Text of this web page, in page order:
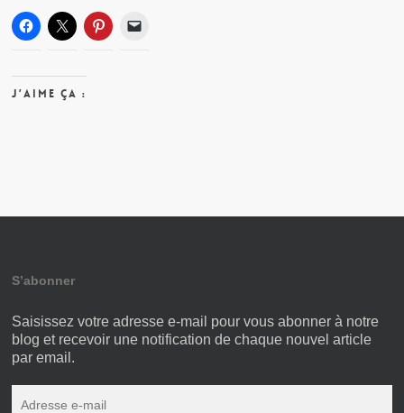
J’aime ça :
S’abonner
Saisissez votre adresse e-mail pour vous abonner à notre
blog et recevoir une notification de chaque nouvel article
par email.